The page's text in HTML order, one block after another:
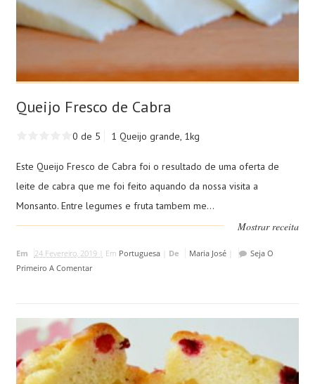
Queijo Fresco de Cabra
0 de 5 1 Queijo grande, 1kg
Este Queijo Fresco de Cabra foi o resultado de uma oferta de
leite de cabra que me foi feito aquando da nossa visita a
Monsanto. Entre legumes e fruta tambem me...
Mostrar receita
Em 24 Fevereiro, 2019 | Em Portuguesa| De Maria José|
Seja O
Primeiro A Comentar